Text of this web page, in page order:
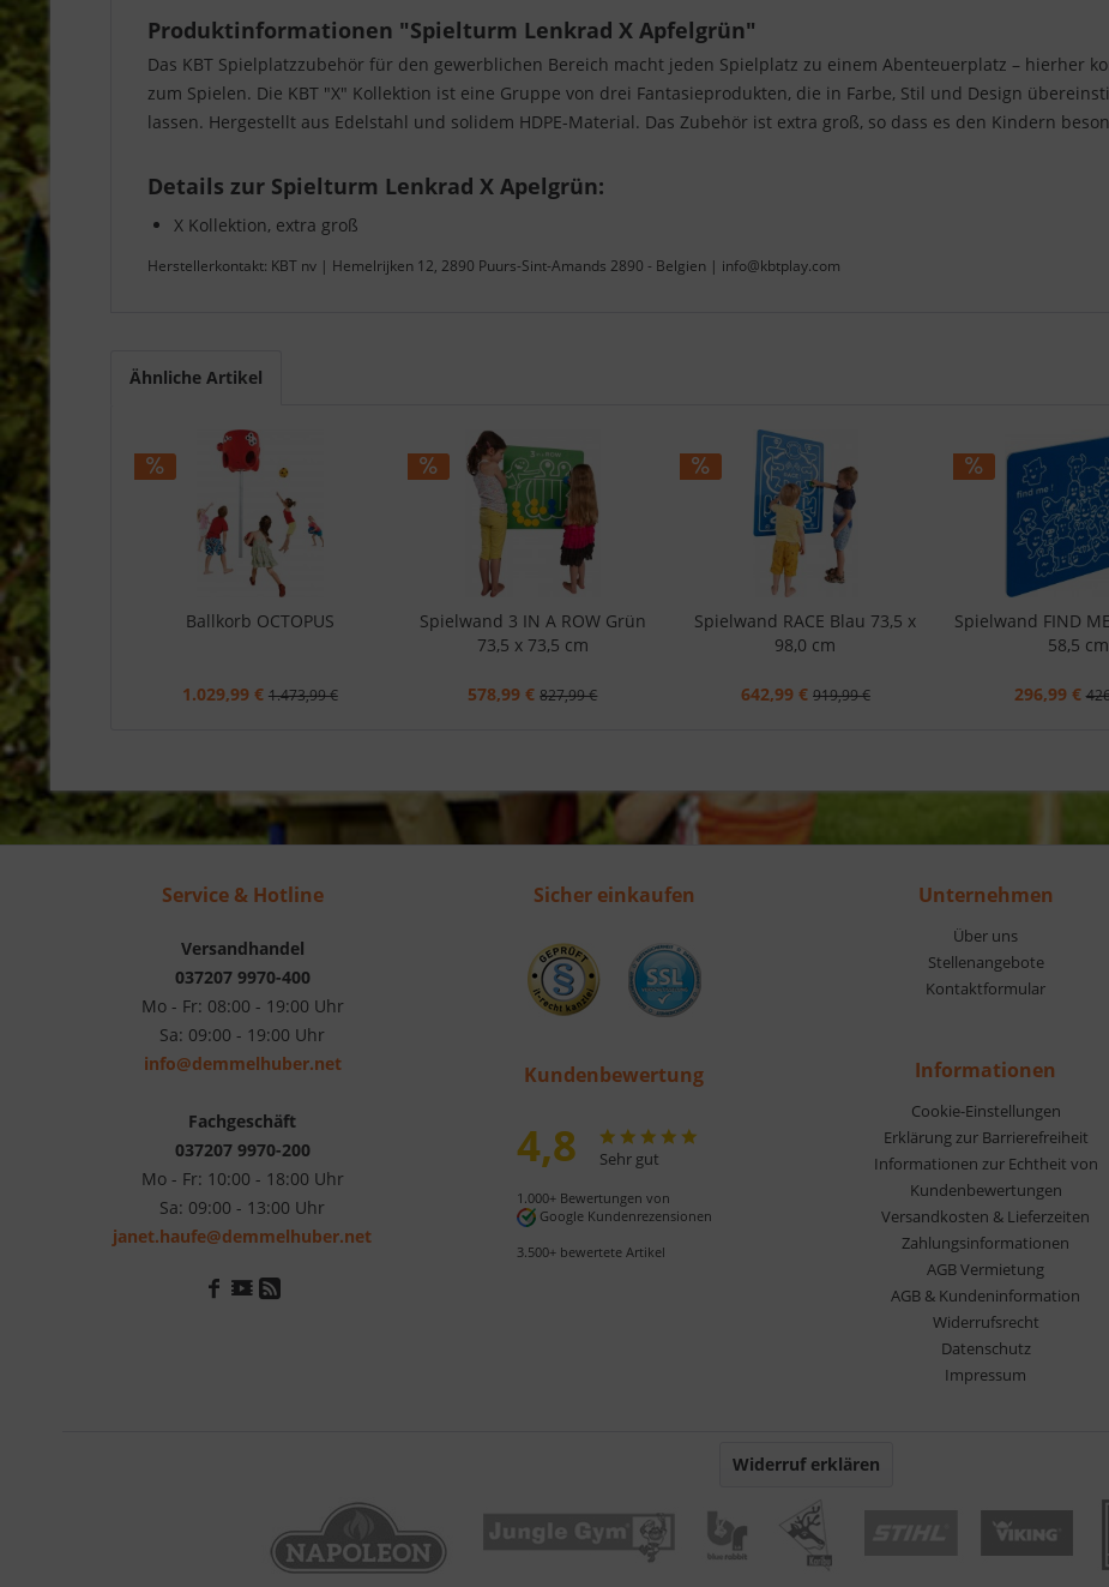
Produktinformationen "Spielturm Lenkrad X Apfelgrün"
Das KBT Spielplatzzubehör für den gewerblichen Bereich macht jeden Spielplatz zu einem Abenteuerplatz – hierher
zum Spielen. Die KBT "X" Kollektion ist eine Gruppe von drei Fantasieprodukten, die in Farbe, Stil und Design
lassen. Hergestellt aus Edelstahl und solidem HDPE-Material. Das Zubehör ist extra groß, so dass es den Kindern
Details zur Spielturm Lenkrad X Apelgrün:
X Kollektion, extra groß
Herstellerkontakt: KBT nv | Hemelrijken 12, 2890 Puurs-Sint-Amands 2890 - Belgien | info@kbtplay.com
Ähnliche Artikel
Ballkorb OCTOPUS
1.029,99 € 1.473,99 €
Spielwand 3 IN A ROW Grün
73,5 x 73,5 cm
578,99 € 827,99 €
Spielwand RACE Blau 73,5 x
98,0 cm
642,99 € 919,99 €
Spielwand FIND
58,5 cm
296,99 €
Service & Hotline
Versandhandel
037207 9970-400
Mo - Fr: 08:00 - 19:00 Uhr
Sa: 09:00 - 19:00 Uhr
info@demmelhuber.net
Fachgeschäft
037207 9970-200
Mo - Fr: 10:00 - 18:00 Uhr
Sa: 09:00 - 13:00 Uhr
janet.haufe@demmelhuber.net
Sicher einkaufen
Kundenbewertung
4,8 Sehr gut
1.000+ Bewertungen von
Google Kundenrezensionen
3.500+ bewertete Artikel
Unternehmen
Über uns
Stellenangebote
Kontaktformular
Informationen
Cookie-Einstellungen
Erklärung zur Barrierefreiheit
Informationen zur Echtheit von
Kundenbewertungen
Versandkosten & Lieferzeiten
Zahlungsinformationen
AGB Vermietung
AGB & Kundeninformation
Widerrufsrecht
Datenschutz
Impressum
Widerruf erklären